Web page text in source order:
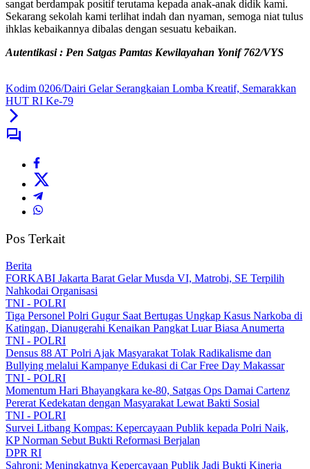
sangat berdampak positif terutama kepada anak-anak didik kami.
Sekarang sekolah kami terlihat indah dan nyaman, semoga niat tulus
ihklas kebaikannya dibalas dengan sesuatu kebaikan.
Autentikasi : Pen Satgas Pamtas Kewilayahan Yonif 762/VYS
Kodim 0206/Dairi Gelar Serangkaian Lomba Kreatif, Semarakkan
HUT RI Ke-79
Pos Terkait
Berita
FORKABI Jakarta Barat Gelar Musda VI, Matrobi, SE Terpilih
Nahkodai Organisasi
TNI - POLRI
Tiga Personel Polri Gugur Saat Bertugas Ungkap Kasus Narkoba di
Katingan, Dianugerahi Kenaikan Pangkat Luar Biasa Anumerta
TNI - POLRI
Densus 88 AT Polri Ajak Masyarakat Tolak Radikalisme dan
Bullying melalui Kampanye Edukasi di Car Free Day Makassar
TNI - POLRI
Momentum Hari Bhayangkara ke-80, Satgas Ops Damai Cartenz
Pererat Kedekatan dengan Masyarakat Lewat Bakti Sosial
TNI - POLRI
Survei Litbang Kompas: Kepercayaan Publik kepada Polri Naik,
KP Norman Sebut Bukti Reformasi Berjalan
DPR RI
Sahroni: Meningkatnya Kepercayaan Publik Jadi Bukti Kinerja